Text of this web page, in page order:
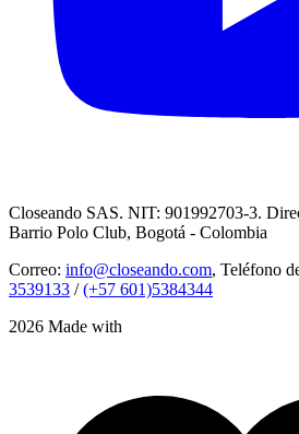
Closeando SAS. NIT: 901992703-3.
Barrio Polo Club, Bogotá - Colombia
Correo: info@closeando.com, Teléfono
3539133 /(+57 601)5384344
2026 Made with